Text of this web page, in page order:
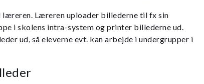
læreren. Læreren uploader billederne til fx sin
i skolens intra-system og printer billederne ud.
ud, så eleverne evt. kan arbejde i undergrupper i